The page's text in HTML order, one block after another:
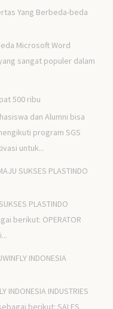
Yang Berbeda-beda
Microsoft Word
sangat populer dalam
500 ribu
dan Alumni bisa
program SGS
untuk...
SUKSES PLASTINDO
PLASTINDO
berikut: OPERATOR
INDONESIA
INDONESIA INDUSTRIES
berikut: SALES